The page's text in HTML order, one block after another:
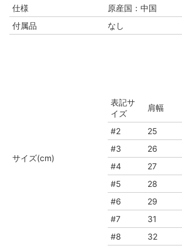
仕様
原産国：中国
付属品
なし
サイズ(cm)
表記サ
イズ
肩幅
#2
25
#3
26
#4
27
#5
28
#6
29
#7
31
#8
32